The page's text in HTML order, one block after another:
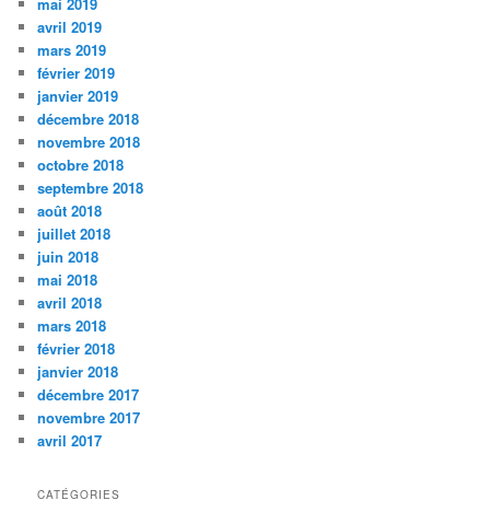
avril 2019
mars 2019
février 2019
janvier 2019
décembre 2018
novembre 2018
octobre 2018
septembre 2018
août 2018
juillet 2018
juin 2018
mai 2018
avril 2018
mars 2018
février 2018
janvier 2018
décembre 2017
novembre 2017
avril 2017
CATÉGORIES